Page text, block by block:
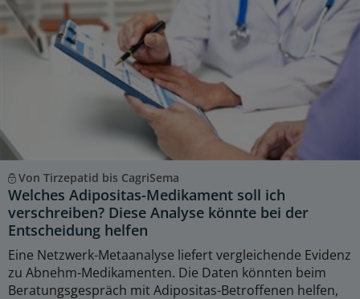
Von Tirzepatid bis CagriSema
Welches Adipositas-Medikament soll ich
verschreiben? Diese Analyse könnte bei der
Entscheidung helfen
Eine Netzwerk-Metaanalyse liefert vergleichende Evidenz
zu Abnehm-Medikamenten. Die Daten könnten beim
Beratungsgespräch mit Adipositas-Betroffenen helfen,